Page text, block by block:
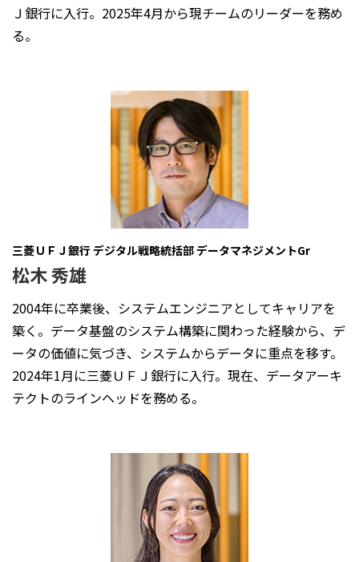
Ｊ銀行に入行。2025年4月から現チームのリーダーを務め
る。
三菱ＵＦＪ銀行 デジタル戦略統括部 データマネジメントGr
松木 秀雄
2004年に卒業後、システムエンジニアとしてキャリアを
築く。データ基盤のシステム構築に関わった経験から、デ
ータの価値に気づき、システムからデータに重点を移す。
2024年1月に三菱ＵＦＪ銀行に入行。現在、データアーキ
テクトのラインヘッドを務める。